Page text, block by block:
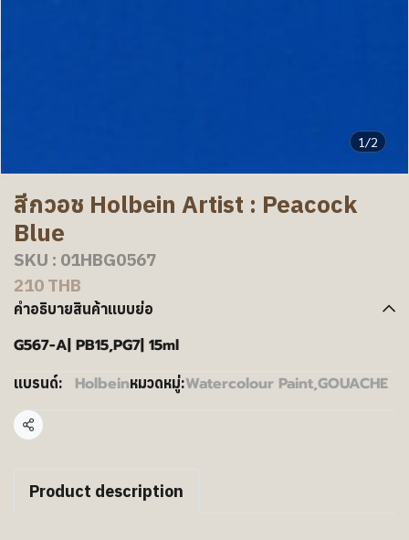
1/2
สีกวอช Holbein Artist : Peacock
Blue
SKU : 01HBG0567
210 THB
คำอธิบายสินค้าแบบย่อ
G567-A| PB15,PG7| 15ml
แบรนด์: Holbeinหมวดหมู่:Watercolour Paint,GOUACHE
แชร์
Product description